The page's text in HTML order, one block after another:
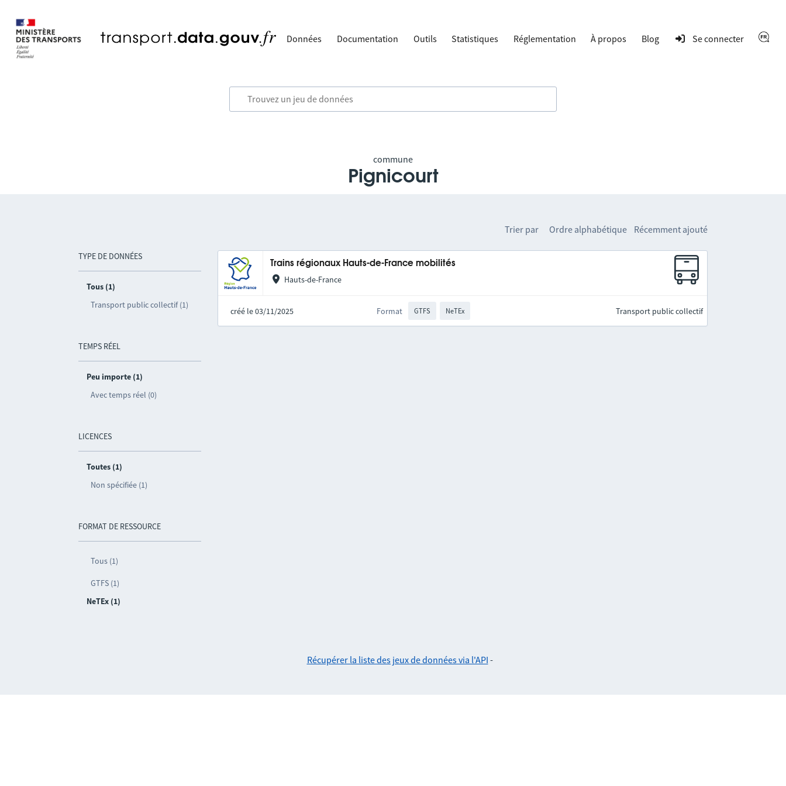
Données Documentation Outils Statistiques Réglementation À propos Blog Se connecter
commune
Pignicourt
TYPE DE DONNÉES
Tous (1)
Transport public collectif (1)
TEMPS RÉEL
Peu importe (1)
Avec temps réel (0)
LICENCES
Toutes (1)
Non spécifiée (1)
FORMAT DE RESSOURCE
Tous (1)
GTFS (1)
NeTEx (1)
Trier par Ordre alphabétique Récemment ajouté
Trains régionaux Hauts-de-France mobilités
Hauts-de-France
créé le 03/11/2025 Format GTFS NeTEx Transport public collectif
Récupérer la liste des jeux de données via l'API -